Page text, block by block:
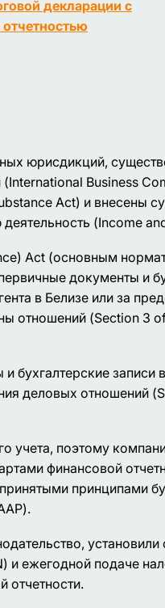
декларации с
юрисдикций,
Business
Act) и внесены
(Income
Act (основным
документы и
в Белизе или за
отношений (Section 3
бухгалтерские записи
деловых отношений
учета, поэтому
финансовой
принципами
ежегодной подаче
отчетности.